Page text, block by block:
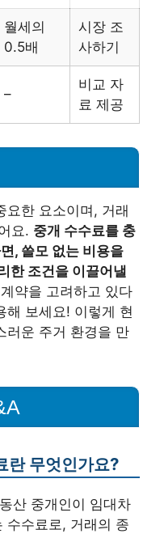
월세의
0.5배
시장 조
사하기
–
비교 자
료 제공
요한 요소이며, 거래
요. 중개 수수료를 충
, 쓸모 없는 비용을
한 조건을 이끌어낼
약을 고려하고 있다
해 보세요! 이렇게 현
러운 주거 환경을 만
란 무엇인가요?
산 중개인이 임대차
수수료로, 거래의 종